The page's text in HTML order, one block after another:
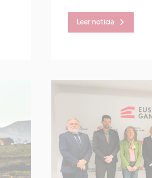
Leer noticia